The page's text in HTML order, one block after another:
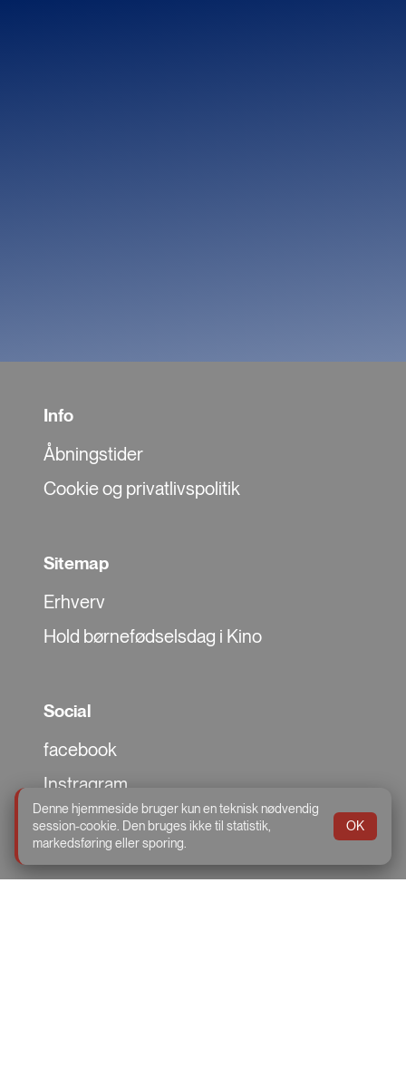
Info
Åbningstider
Cookie og privatlivspolitik
Sitemap
Erhverv
Hold børnefødselsdag i Kino
Social
facebook
Instragram
TikTok
Denne hjemmeside bruger kun en teknisk nødvendig
session-cookie. Den bruges ikke til statistik,
markedsføring eller sporing.
OK